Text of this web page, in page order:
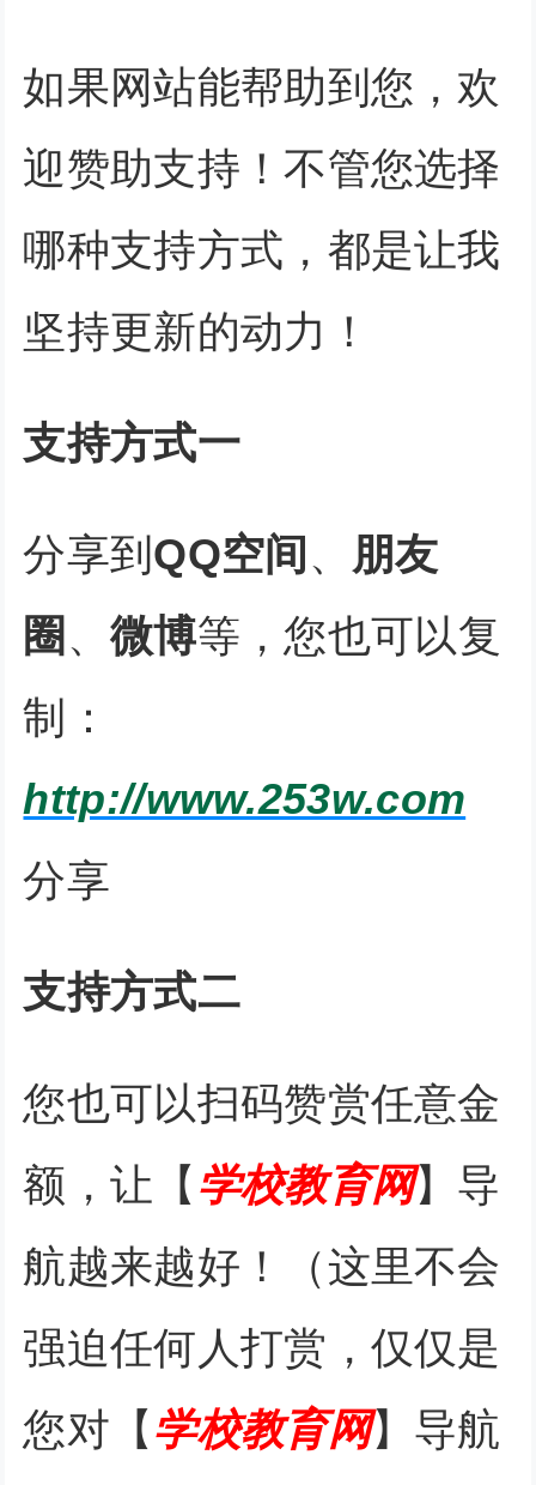
如果网站能帮助到您，欢
迎赞助支持！不管您选择
哪种支持方式，都是让我
坚持更新的动力！
支持方式一
分享到 QQ空间 、 朋友
圈 、微博等，您也可以复
制：
http://www.253w.com
分享
支持方式二
您也可以扫码赞赏任意金
额，让【 学校教育网】导
航越来越好！（这里不会
强迫任何人打赏，仅仅是
您对【学校教育网】导航